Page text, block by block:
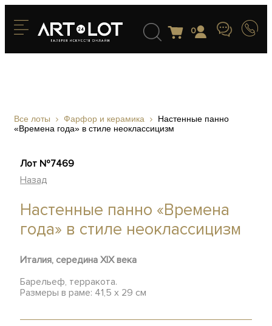
0
Все лоты Фарфор и керамика
Настенные панно
«Времена года» в стиле неоклассицизм
Лот №7469
Назад
Настенные панно «Времена
года» в стиле неоклассицизм
Италия, середина XIX века
Барельеф, терракота.
Размеры в раме: 41,5 x 29 см